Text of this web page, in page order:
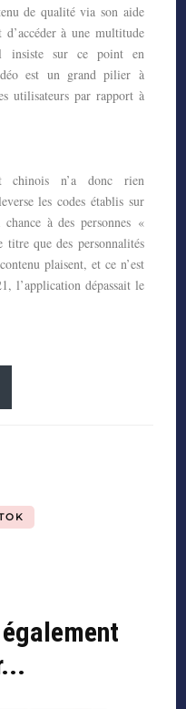
de qualité via son aide
à une multitude
insiste sur ce point en
est un grand pilier à
utilisateurs par rapport à
chinois n’a donc rien
les codes établis sur
à des personnes «
titre que des personnalités
plaisent, et ce n’est
l’applicationdépassait le